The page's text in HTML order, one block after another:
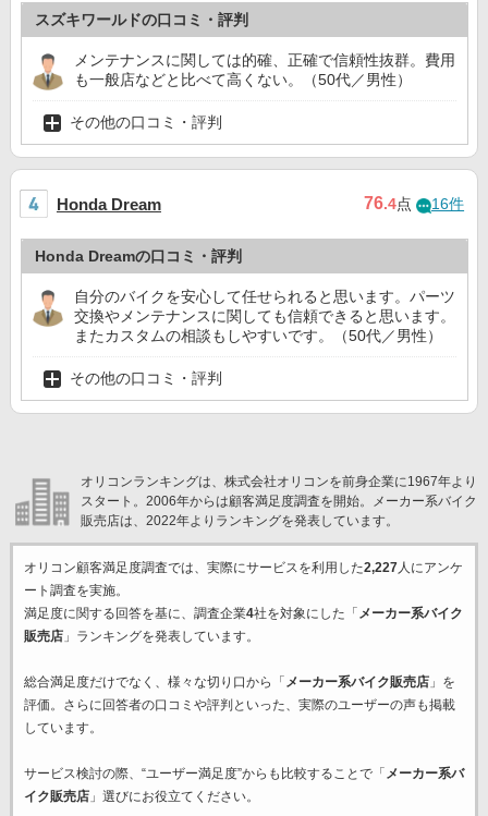
スズキワールドの口コミ・評判
メンテナンスに関しては的確、正確で信頼性抜群。費用
も一般店などと比べて高くない。（50代／男性）
その他の口コミ・評判
Honda Dream 76.4点 16件
Honda Dreamの口コミ・評判
自分のバイクを安心して任せられると思います。パーツ
交換やメンテナンスに関しても信頼できると思います。
またカスタムの相談もしやすいです。（50代／男性）
その他の口コミ・評判
オリコンランキングは、株式会社オリコンを前身企業に1967年より
スタート。2006年からは顧客満足度調査を開始。メーカー系バイク
販売店は、2022年よりランキングを発表しています。
オリコン顧客満足度調査では、実際にサービスを利用した2,227人にアンケ
ート調査を実施。
満足度に関する回答を基に、調査企業4社を対象にした「 メーカー系バイク
販売店」ランキングを発表しています。
総合満足度だけでなく、様々な切り口から「 メーカー系バイク販売店」を
評価。さらに回答者の口コミや評判といった、実際のユーザーの声も掲載
しています。
サービス検討の際、“ユーザー満足度”からも比較することで「 メーカー系バ
イク販売店」選びにお役立てください。